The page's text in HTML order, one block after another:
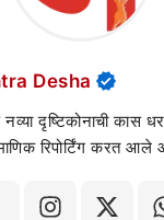
Desha
दृष्टिकोनाची कास
रिपोर्टिंग करत आले